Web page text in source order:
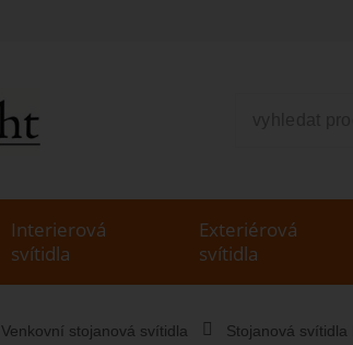
Interierová
svítidla
Exteriérová
svítidla
Venkovní stojanová svítidla Stojanová svítidla